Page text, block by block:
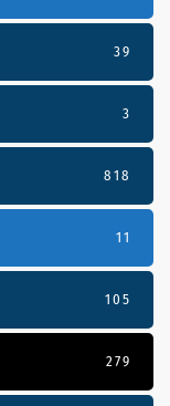
39
3
818
11
105
279